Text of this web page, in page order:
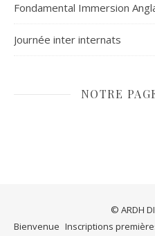
Fondamental Immersion
Journée inter internats
NOTRE
© ARDH
Bienvenue Inscriptions